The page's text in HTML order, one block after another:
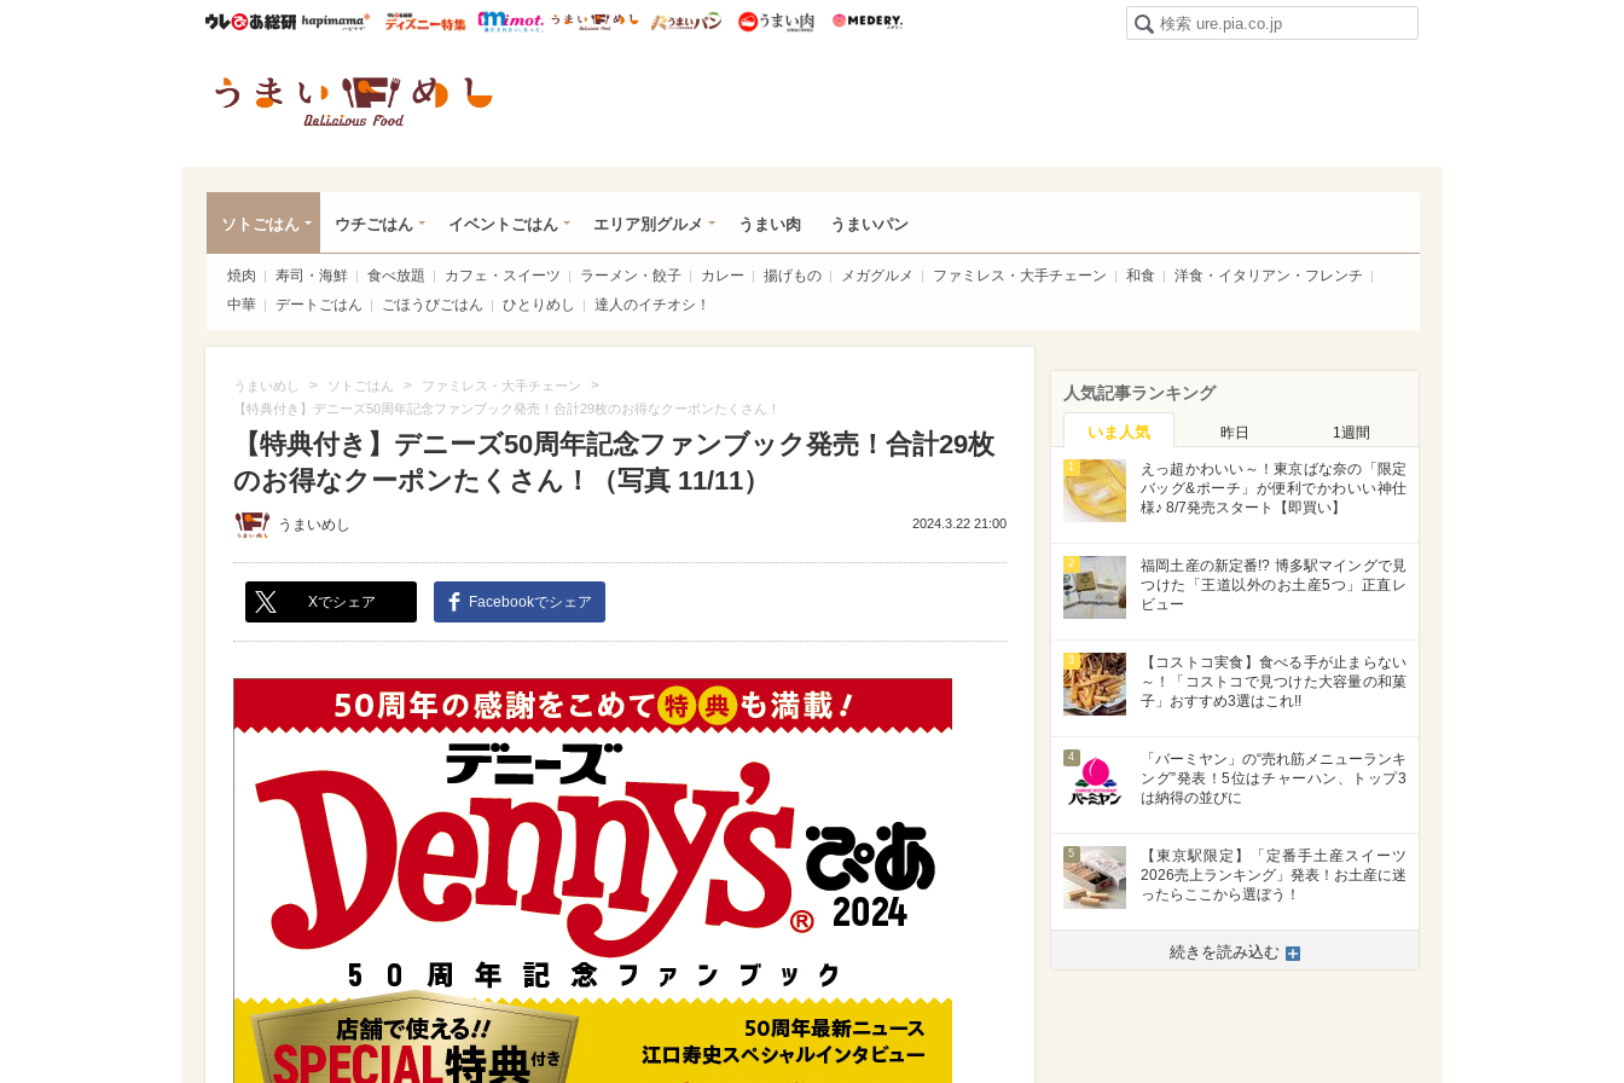
ウレぴあ総研ハピママ* ウレぴあ総研 ディズニー特集
mimot. うまいめし うまいパン うまい肉
ソトごはん ウチごはん イベントごはん エリア別グルメ うまい肉 うまいパン
焼肉 寿司・海鮮 食べ放題 カフェ・スイーツ ラーメン・餃子 カレー 揚げもの メガグルメ ファミレス・大手チェーン 和食
洋食・イタリアン・フレンチ
中華
デートごはん ごほうびごはん ひとりめし 達人のイチオシ！
うまいめし > ソトごはん > ファミレス・大手チェーン >
【特典付き】デニーズ50周年記念ファンブック発売！合計29枚のお得なクーポンたくさん！
【特典付き】デニーズ50周年記念ファンブック発売！合計29枚
のお得なクーポンたくさん！（写真 11/11）
うまいめし 2024.3.22 21:00
Xでシェア Facebookでシェア
人気記事ランキング
いま人気 昨日 1週間
1
えっ超かわいい～！東京ばな奈の「限定
バッグ&ポーチ」が便利でかわいい神仕
様♪ 8/7発売スタート【即買い】
2
福岡土産の新定番!? 博多駅マイングで見
つけた「王道以外のお土産5つ」正直レ
ビュー
3
【コストコ実食】食べる手が止まらない
～！「コストコで見つけた大容量の和菓
子」おすすめ3選はこれ!!
4
「バーミヤン」の“売れ筋メニューランキ
ング”発表！5位はチャーハン、トップ3
は納得の並びに
5
【東京駅限定】「定番手土産スイーツ
2026売上ランキング」発表！お土産に迷
ったらここから選ぼう！
続きを読み込む